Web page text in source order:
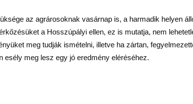
az agrárosoknak vasárnap is, a harmadik helyen
a Hosszúpályi ellen, ez is mutatja, nem
meg tudják ismételni, illetve ha zártan,
esély meg lesz egy jó eredmény eléréséhez.